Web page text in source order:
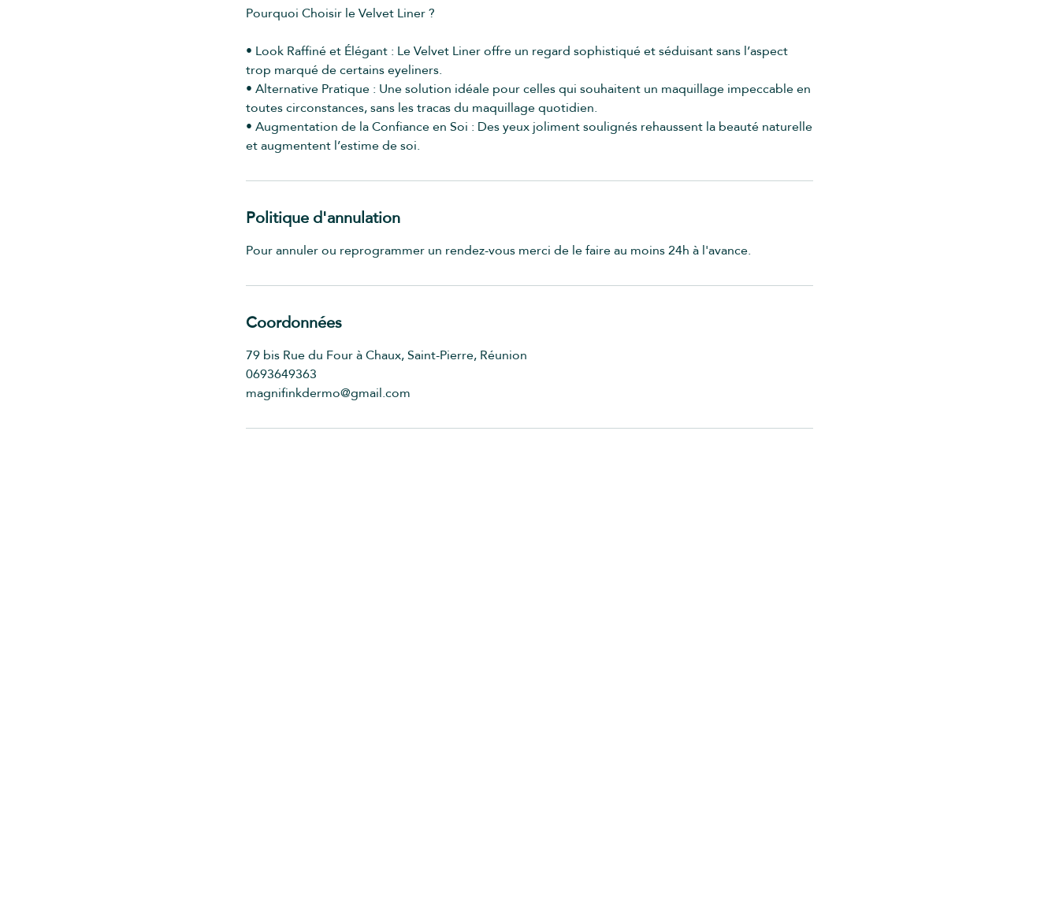
Pourquoi Choisir le Velvet Liner ?
• Look Raffiné et Élégant : Le Velvet Liner offre un regard sophistiqué et séduisant sans l’aspect
trop marqué de certains eyeliners.
• Alternative Pratique : Une solution idéale pour celles qui souhaitent un maquillage impeccable en
toutes circonstances, sans les tracas du maquillage quotidien.
• Augmentation de la Confiance en Soi : Des yeux joliment soulignés rehaussent la beauté naturelle
et augmentent l’estime de soi.
Politique d'annulation
Pour annuler ou reprogrammer un rendez-vous merci de le faire au moins 24h à l'avance.
Coordonnées
79 bis Rue du Four à Chaux, Saint-Pierre, Réunion
0693649363
magnifinkdermo@gmail.com